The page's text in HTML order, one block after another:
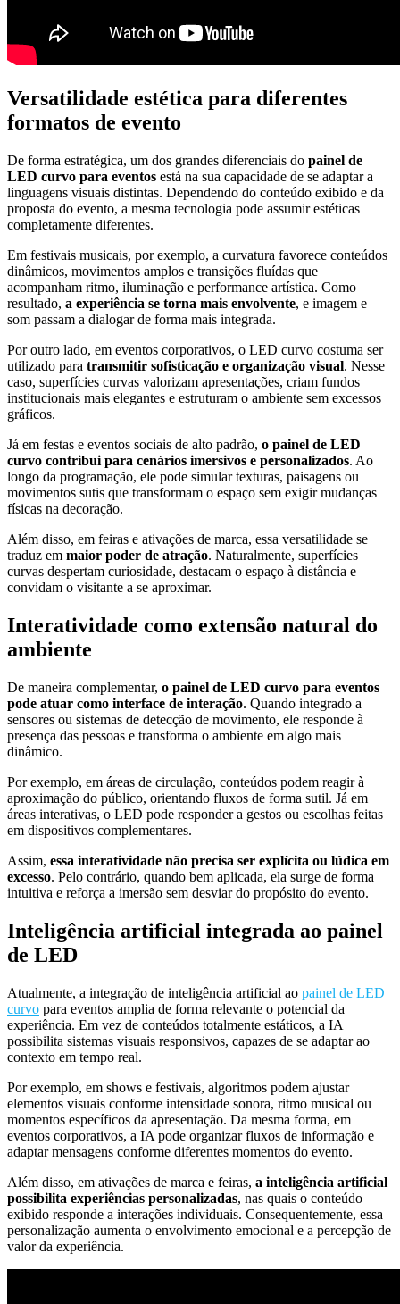
Versatilidade estética para diferentes
formatos de evento
De forma estratégica, um dos grandes diferenciais do painel de
LED curvo para eventos está na sua capacidade de se adaptar a
linguagens visuais distintas. Dependendo do conteúdo exibido e da
proposta do evento, a mesma tecnologia pode assumir estéticas
completamente diferentes.
Em festivais musicais, por exemplo, a curvatura favorece conteúdos
dinâmicos, movimentos amplos e transições fluídas que
acompanham ritmo, iluminação e performance artística. Como
resultado, a experiência se torna mais envolvente, e imagem e
som passam a dialogar de forma mais integrada.
Por outro lado, em eventos corporativos, o LED curvo costuma ser
utilizado para transmitir sofisticação e organização visual. Nesse
caso, superfícies curvas valorizam apresentações, criam fundos
institucionais mais elegantes e estruturam o ambiente sem excessos
gráficos.
Já em festas e eventos sociais de alto padrão, o painel de LED
curvo contribui para cenários imersivos e personalizados. Ao
longo da programação, ele pode simular texturas, paisagens ou
movimentos sutis que transformam o espaço sem exigir mudanças
físicas na decoração.
Além disso, em feiras e ativações de marca, essa versatilidade se
traduz em maior poder de atração. Naturalmente, superfícies
curvas despertam curiosidade, destacam o espaço à distância e
convidam o visitante a se aproximar.
Interatividade como extensão natural do
ambiente
De maneira complementar, o painel de LED curvo para eventos
pode atuar como interface de interação. Quando integrado a
sensores ou sistemas de detecção de movimento, ele responde à
presença das pessoas e transforma o ambiente em algo mais
dinâmico.
Por exemplo, em áreas de circulação, conteúdos podem reagir à
aproximação do público, orientando fluxos de forma sutil. Já em
áreas interativas, o LED pode responder a gestos ou escolhas feitas
em dispositivos complementares.
Assim, essa interatividade não precisa ser explícita ou lúdica em
excesso. Pelo contrário, quando bem aplicada, ela surge de forma
intuitiva e reforça a imersão sem desviar do propósito do evento.
Inteligência artificial integrada ao painel
de LED
Atualmente, a integração de inteligência artificial ao painel de LED
curvo para eventos amplia de forma relevante o potencial da
experiência. Em vez de conteúdos totalmente estáticos, a IA
possibilita sistemas visuais responsivos, capazes de se adaptar ao
contexto em tempo real.
Por exemplo, em shows e festivais, algoritmos podem ajustar
elementos visuais conforme intensidade sonora, ritmo musical ou
momentos específicos da apresentação. Da mesma forma, em
eventos corporativos, a IA pode organizar fluxos de informação e
adaptar mensagens conforme diferentes momentos do evento.
Além disso, em ativações de marca e feiras, a inteligência artificial
possibilita experiências personalizadas, nas quais o conteúdo
exibido responde a interações individuais. Consequentemente, essa
personalização aumenta o envolvimento emocional e a percepção de
valor da experiência.